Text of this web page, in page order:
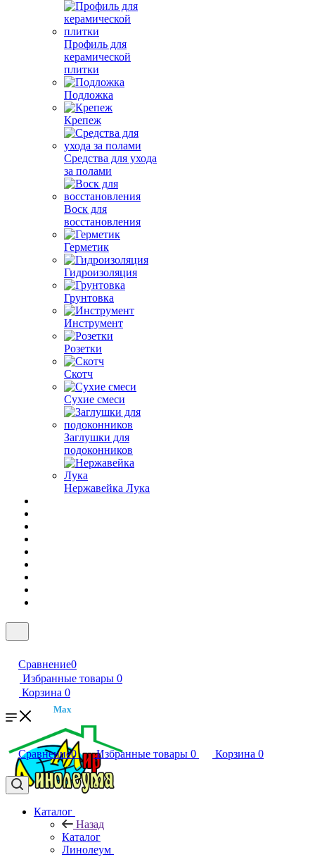
Профиль для
керамической
плитки
Подложка
Крепеж
Средства для ухода
за полами
Воск для
восстановления
Герметик
Гидроизоляция
Грунтовка
Инструмент
Розетки
Скотч
Сухие смеси
Заглушки для
подоконников
Нержавейка Лука
Сравнение0
Избранные товары 0
Корзина 0
Max
Сравнение0 Избранные товары 0 Корзина 0
Каталог
Назад
Каталог
Линолеум